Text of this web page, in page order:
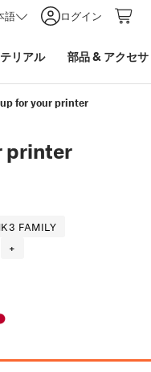
語 ログイン
リアル 部品& アクセ
for your printer
printer
FAMILY
+